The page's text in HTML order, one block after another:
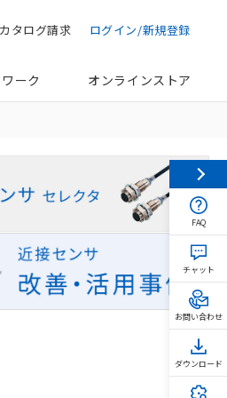
ログイン/新規登録
カタログ請求
ーク オンラインストア
FAQ
チャット
お問い合わせ
ダウンロード